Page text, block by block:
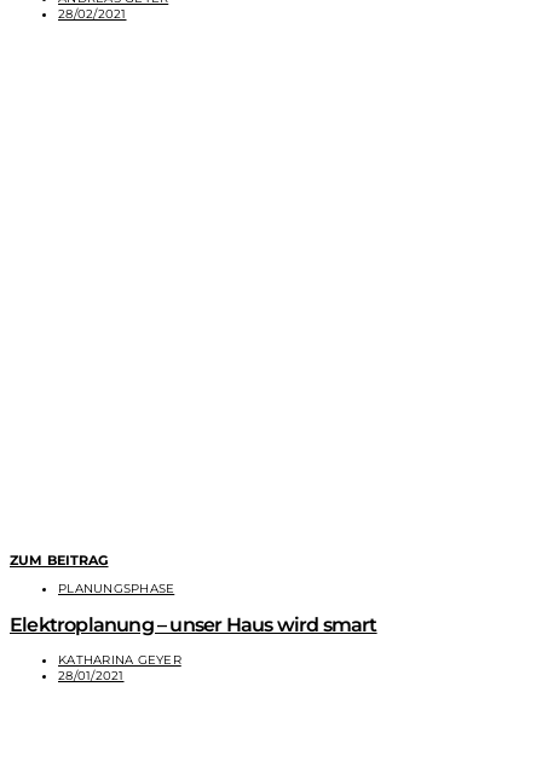
28/02/2021
ZUM BEITRAG
PLANUNGSPHASE
Elektroplanung – unser Haus wird smart
KATHARINA GEYER
28/01/2021